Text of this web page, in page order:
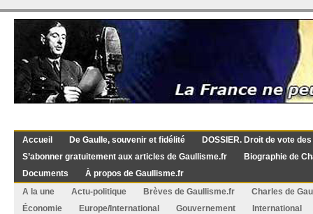
Accueil De Gaulle, souvenir et fidélité
DOSSIER. Droit de vote
S’abonner gratuitement aux articles de Gaullisme.fr
Biographie de
Documents
À propos de Gaullisme.fr
A la une
Actu-politique Brèves de Gaullisme.fr
Charles de
Économie
Europe/International Gouvernement
International